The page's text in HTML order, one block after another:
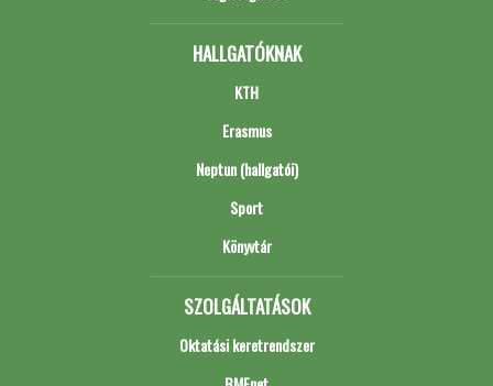
HALLGATÓKNAK
KTH
Erasmus
Neptun (hallgatói)
Sport
Könyvtár
SZOLGÁLTATÁSOK
Oktatási keretrendszer